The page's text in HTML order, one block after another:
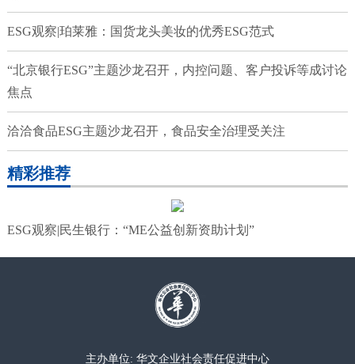
ESG观察|珀莱雅：国货龙头美妆的优秀ESG范式
“北京银行ESG”主题沙龙召开，内控问题、客户投诉等成讨论
焦点
洽洽食品ESG主题沙龙召开，食品安全治理受关注
精彩推荐
ESG观察|民生银行：“ME公益创新资助计划”
主办单位: 华文企业社会责任促进中心